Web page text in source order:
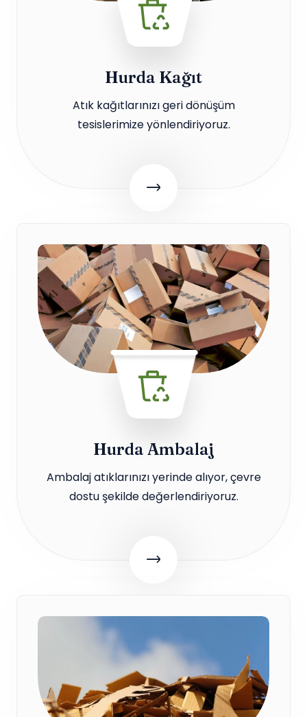
Hurda Kağıt
Atık kağıtlarınızı geri dönüşüm
tesislerimize yönlendiriyoruz.
Hurda Ambalaj
Ambalaj atıklarınızı yerinde alıyor, çevre
dostu şekilde değerlendiriyoruz.